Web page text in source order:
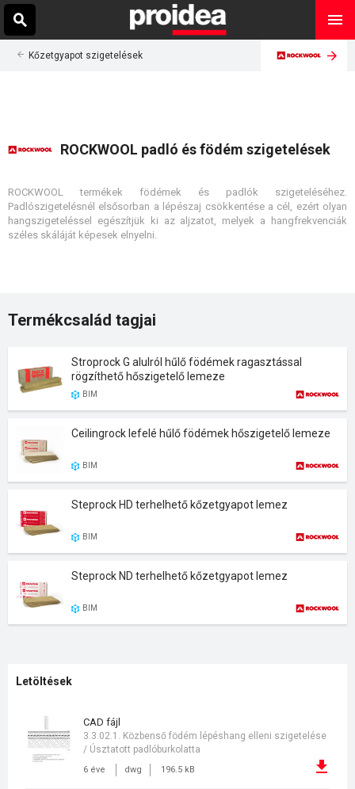
Kőzetgyapot szigetelések
ROCKWOOL padló és födém szigetelések
ROCKWOOL termékek födémek és padlók szigeteléséhez.
Padlószigetelésnél elsősorban a lépészaj csökkentése a cél, ezért olyan
hangszigeteléssel egészítjük ki az aljzatot, melyek a hangfrekvenciák
széles skáláját képesek elnyelni.
Termékcsalád tagjai
Stroprock G alulról hűlő födémek ragasztással
rögzíthető hőszigetelő lemeze
BIM
Ceilingrock lefelé hűlő födémek hőszigetelő lemeze
BIM
Steprock HD terhelhető kőzetgyapot lemez
BIM
Steprock ND terhelhető kőzetgyapot lemez
BIM
Letöltések
CAD fájl
6 éve dwg 196.5 kB
3.3.02.1. Közbenső födém lépéshang elleni szigetelése
/ Úsztatott padlóburkolatta